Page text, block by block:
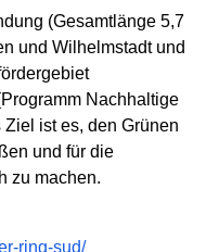
(Gesamtlänge 5,7
und Wilhelmstadt und
Nachhaltige
ist es, den Grünen
und für die
zu machen.
ring-sud/